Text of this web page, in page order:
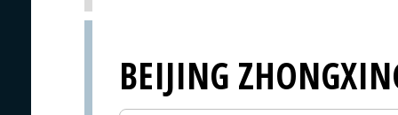
BEIJING